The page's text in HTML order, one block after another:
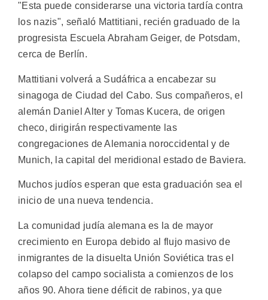
"Esta puede considerarse una victoria tardía contra
los nazis", señaló Mattitiani, recién graduado de la
progresista Escuela Abraham Geiger, de Potsdam,
cerca de Berlín.
Mattitiani volverá a Sudáfrica a encabezar su
sinagoga de Ciudad del Cabo. Sus compañeros, el
alemán Daniel Alter y Tomas Kucera, de origen
checo, dirigirán respectivamente las
congregaciones de Alemania noroccidental y de
Munich, la capital del meridional estado de Baviera.
Muchos judíos esperan que esta graduación sea el
inicio de una nueva tendencia.
La comunidad judía alemana es la de mayor
crecimiento en Europa debido al flujo masivo de
inmigrantes de la disuelta Unión Soviética tras el
colapso del campo socialista a comienzos de los
años 90. Ahora tiene déficit de rabinos, ya que